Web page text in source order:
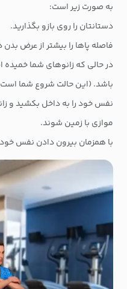
به صورت زیر است:
دستانتان را روی بازو بگذارید.
فاصله پاها را بیشتر از عرض بدن
در حالی که زانوهای شما
باشد. (این حالت شروع شما
نفس خود را به داخل بکشید و
موازی با زمین شوند.
با همزمان بیرون دادن نفس خود،